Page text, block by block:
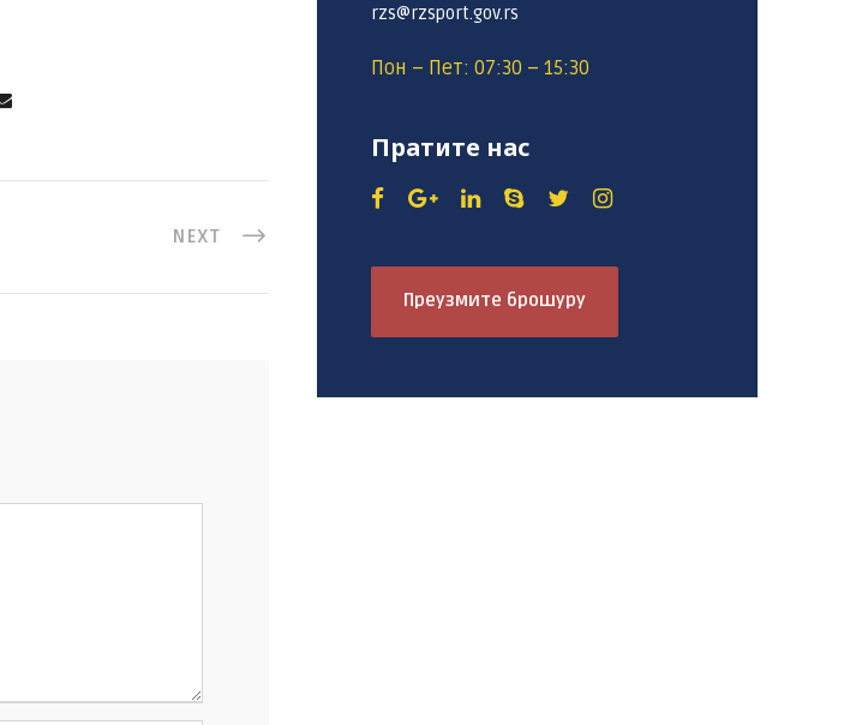
NEXT
rzs@rzsport.gov.rs
Пон – Пет: 07:30 – 15:30
Пратите нас
Преузмите брошуру